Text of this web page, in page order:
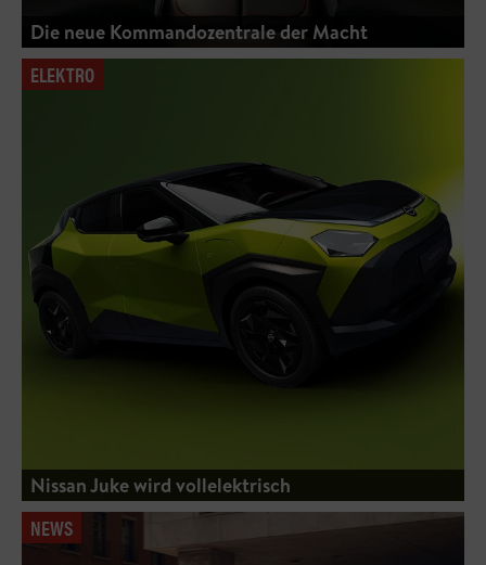
Die neue Kommandozentrale der Macht
ELEKTRO
Nissan Juke wird vollelektrisch
NEWS